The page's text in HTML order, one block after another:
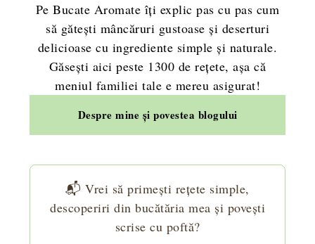
Pe Bucate Aromate îți explic pas cu pas cum
să gătești mâncăruri gustoase și deserturi
delicioase cu ingrediente simple și naturale.
Găsești aici peste 1300 de rețete, așa că
meniul familiei tale e mereu asigurat!
Despre mine și povestea blogului
📬 Vrei să primești rețete simple,
descoperiri din bucătăria mea și povești
scrise cu poftă?